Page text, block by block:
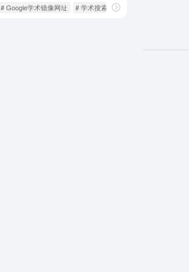
# Google学术镜像网址 # 学术搜索 # 思谋学术